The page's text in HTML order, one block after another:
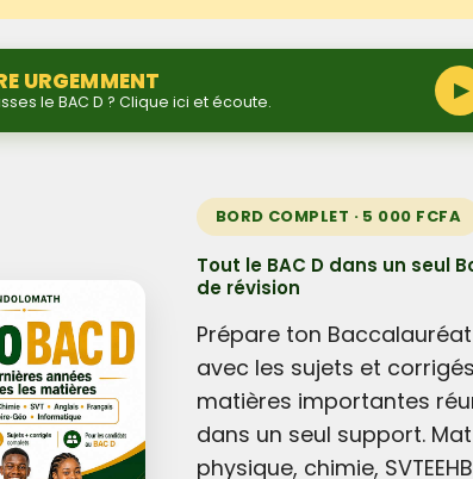
URGEMMENT
le BAC D ? Clique ici et écoute. ▶
BORD COMPLET · 5 000 FCFA
Tout le BAC D dans un seul
de révision
Prépare ton
avec les sujets et
matières importantes
dans un seul support.
physique, chimie,